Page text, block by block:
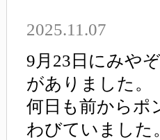
2025.11.07
9月23日にみや
がありました。
何日も前からポ
わびていました